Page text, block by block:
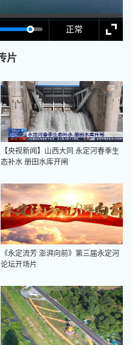
正常
片
【央视新闻】山西大同 永定河春季生
态补水 册田水库开闸
《永定流芳 澎湃向前》第三届永定河
论坛开场片